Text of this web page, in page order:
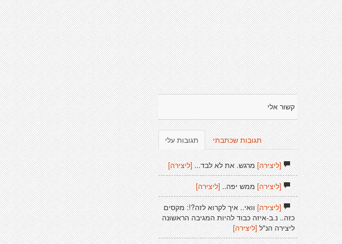
קשור אלי
תגובות עלי תגובות שכתבתי
[ליצירה]מרגש. את לא לבד... [ליצירה]
[ליצירה]ממש יפה.. [ליצירה]
[ליצירה]וואי.. איך לקרוא לזה?!: מקסים
כזה.. נ.ב-איזה כבוד להיות המגיבה הראשונה
ליצירה הנ"ל[ליצירה]